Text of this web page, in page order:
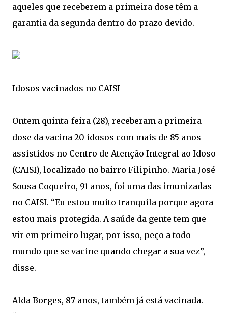
aqueles que receberem a primeira dose têm a
garantia da segunda dentro do prazo devido.
Idosos vacinados no CAISI
Ontem quinta-feira (28), receberam a primeira
dose da vacina 20 idosos com mais de 85 anos
assistidos no Centro de Atenção Integral ao Idoso
(CAISI), localizado no bairro Filipinho. Maria José
Sousa Coqueiro, 91 anos, foi uma das imunizadas
no CAISI. “Eu estou muito tranquila porque agora
estou mais protegida. A saúde da gente tem que
vir em primeiro lugar, por isso, peço a todo
mundo que se vacine quando chegar a sua vez”,
disse.
Alda Borges, 87 anos, também já está vacinada.